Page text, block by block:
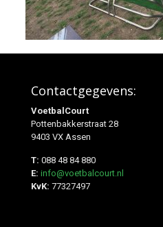
Contactgegevens:
VoetbalCourt
Pottenbakkerstraat 28
9403 VX Assen
T: 088 48 84 880
E: info@voetbalcourt.nl
KvK: 77327497